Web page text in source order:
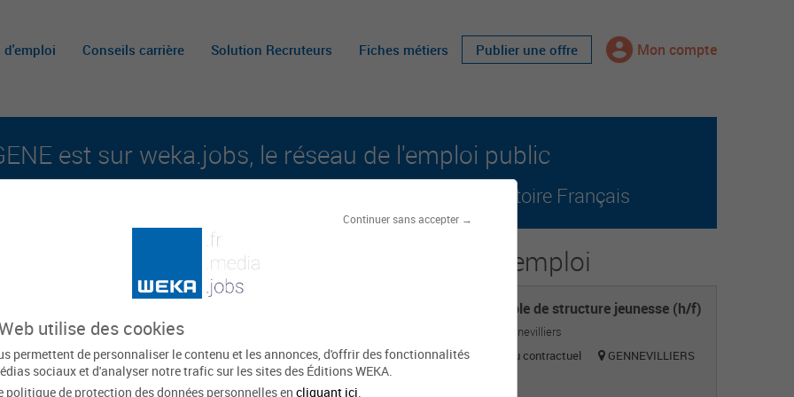
Continuer sans accepter →
utilise des cookies
permettent de personnaliser le contenu et les annonces, d'offrir des fonctionnalités
sociaux et d'analyser notre trafic sur les sites des Éditions WEKA.
politique de protection des données personnelles en cliquant ici
d'emploi Conseils carrière Solution Recruteurs Fiches métiers Publier une offre Mon compte
est sur weka.jobs, le réseau de l'emploi public
aux carrières publiques et aux offres d'emploi sur tout le territoire Français
Hauts-de-France
Les offres d'emploi
Responsable de structure jeunesse (h/f)
Mairie de Gennevilliers
Titulaire ou contractuel
GENNEVILLIERS